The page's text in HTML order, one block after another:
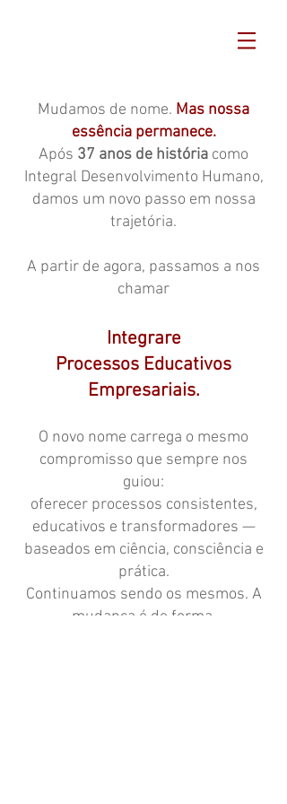
Mudamos de nome. Mas nossa
essência permanece.
Após 37 anos de história como
Integral Desenvolvimento Humano,
damos um novo passo em nossa
trajetória.
A partir de agora, passamos a nos
chamar
Integrare
Processos Educativos
Empresariais.
O novo nome carrega o mesmo
compromisso que sempre nos
guiou:
oferecer processos consistentes,
educativos e transformadores —
baseados em ciência, consciência e
prática.
Continuamos sendo os mesmos. A
mudança é de forma.